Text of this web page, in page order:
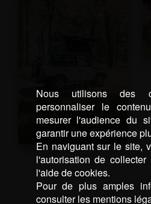
Nous utilisons des
personnaliser le
mesurer l'audience du
garantir une expérience
En naviguant sur le site,
l'autorisation de
l'aide de cookies.
Pour de plus amples
consulter les mentions